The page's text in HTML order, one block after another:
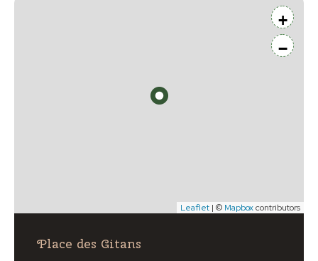
+
−
Leaflet | © Mapboxcontributors
Place des Gitans